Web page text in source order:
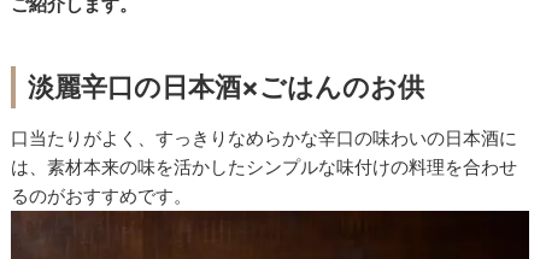
淡麗辛口の日本酒×ごはんのお供
口当たりがよく、すっきりなめらかな辛口の味わいの日本酒に
は、素材本来の味を活かしたシンプルな味付けの料理を合わせ
るのがおすすめです。